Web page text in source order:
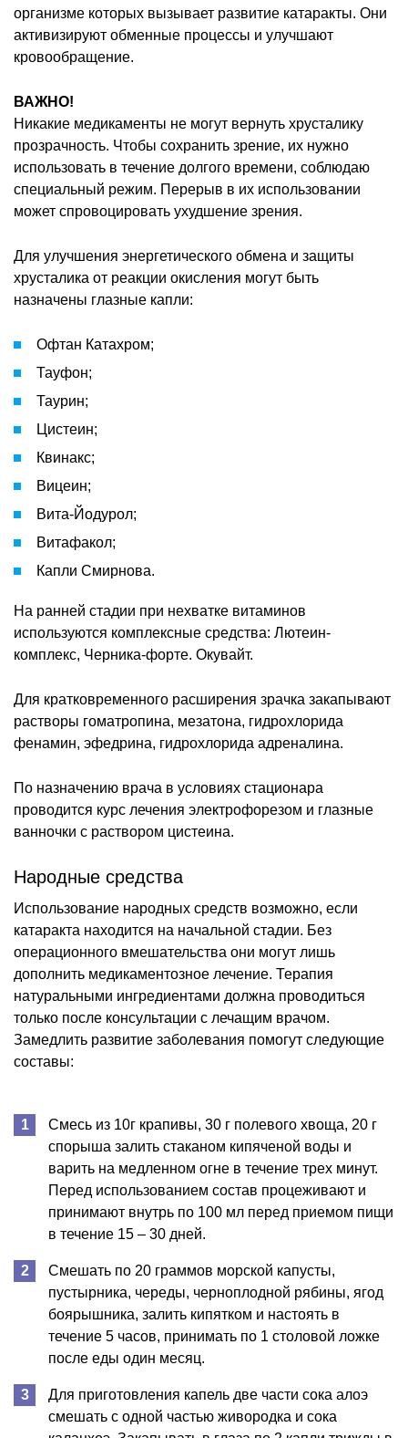
организме которых вызывает развитие катаракты. Они
активизируют обменные процессы и улучшают
кровообращение.
ВАЖНО!
Никакие медикаменты не могут вернуть хрусталику
прозрачность. Чтобы сохранить зрение, их нужно
использовать в течение долгого времени, соблюдаю
специальный режим. Перерыв в их использовании
может спровоцировать ухудшение зрения.
Для улучшения энергетического обмена и защиты
хрусталика от реакции окисления могут быть
назначены глазные капли:
Офтан Катахром;
Тауфон;
Таурин;
Цистеин;
Квинакс;
Вицеин;
Вита-Йодурол;
Витафакол;
Капли Смирнова.
На ранней стадии при нехватке витаминов
используются комплексные средства: Лютеин-
комплекс, Черника-форте. Окувайт.
Для кратковременного расширения зрачка закапывают
растворы гоматропина, мезатона, гидрохлорида
фенамин, эфедрина, гидрохлорида адреналина.
По назначению врача в условиях стационара
проводится курс лечения электрофорезом и глазные
ванночки с раствором цистеина.
Народные средства
Использование народных средств возможно, если
катаракта находится на начальной стадии. Без
операционного вмешательства они могут лишь
дополнить медикаментозное лечение. Терапия
натуральными ингредиентами должна проводиться
только после консультации с лечащим врачом.
Замедлить развитие заболевания помогут следующие
составы:
Смесь из 10г крапивы, 30 г полевого хвоща, 20 г
спорыша залить стаканом кипяченой воды и
варить на медленном огне в течение трех минут.
Перед использованием состав процеживают и
принимают внутрь по 100 мл перед приемом пищи
в течение 15 – 30 дней.
Смешать по 20 граммов морской капусты,
пустырника, череды, черноплодной рябины, ягод
боярышника, залить кипятком и настоять в
течение 5 часов, принимать по 1 столовой ложке
после еды один месяц.
Для приготовления капель две части сока алоэ
смешать с одной частью живородка и сока